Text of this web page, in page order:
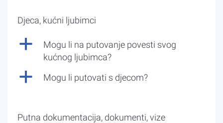
Djeca, kućni ljubimci
a
Mogu li na putovanje povesti svog
kućnog ljubimca?
a Mogu li putovati s djecom?
Putna dokumentacija, dokumenti, vize